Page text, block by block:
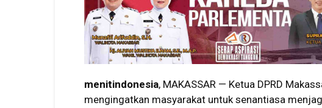
menitindonesia, MAKASSAR — Ketua DPRD
mengingatkan masyarakat untuk senantiasa